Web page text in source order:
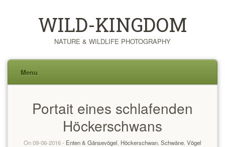
WILD-KINGDOM
NATURE & WILDLIFE PHOTOGRAPHY
Menu
contentPortait eines schlafenden
Höckerschwans
On 09-06-2016 - Enten & Gänsevögel Höckerschwan Schwäne Vögel